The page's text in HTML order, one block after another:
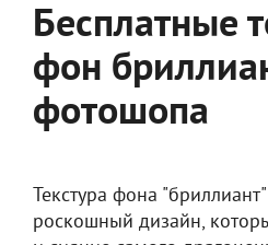
Бесплатные
фон
фотошопа
Текстура фона
роскошный дизайн,